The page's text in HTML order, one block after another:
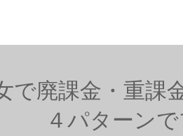
で廃課金・重課
４パターン